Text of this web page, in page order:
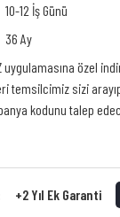
10-12 İş Günü
36 Ay
uygulamasına özel
temsilcimiz sizi
kodunu talep
+2 Yıl Ek Garanti